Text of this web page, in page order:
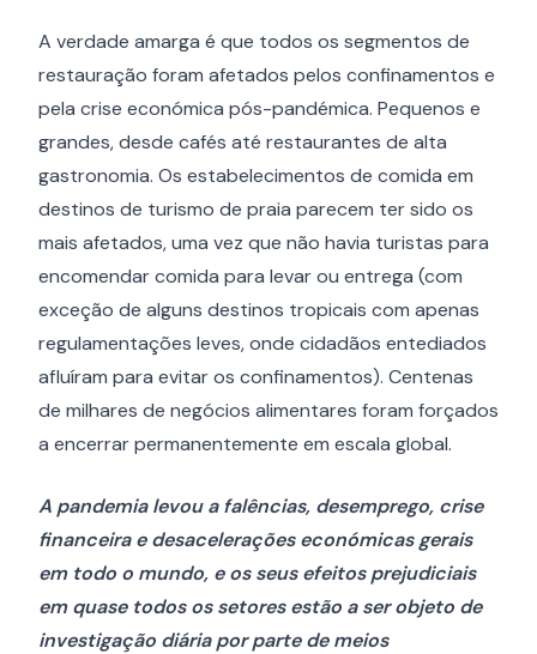
A verdade amarga é que todos os segmentos de
restauração foram afetados pelos confinamentos e
pela crise económica pós-pandémica. Pequenos e
grandes, desde cafés até restaurantes de alta
gastronomia. Os estabelecimentos de comida em
destinos de turismo de praia parecem ter sido os
mais afetados, uma vez que não havia turistas para
encomendar comida para levar ou entrega (com
exceção de alguns destinos tropicais com apenas
regulamentações leves, onde cidadãos entediados
afluíram para evitar os confinamentos). Centenas
de milhares de negócios alimentares foram forçados
a encerrar permanentemente em escala global.
A pandemia levou a falências, desemprego, crise
financeira e desacelerações económicas gerais
em todo o mundo, e os seus efeitos prejudiciais
em quase todos os setores estão a ser objeto de
investigação diária por parte de meios